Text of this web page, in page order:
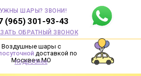
ШАРЫ? ЗВОНИ!
(965) 301-93-43
ОБРАТНЫЙ ЗВОНОК
Воздушные шары с
доставкой по
Москве и МО
подробнее